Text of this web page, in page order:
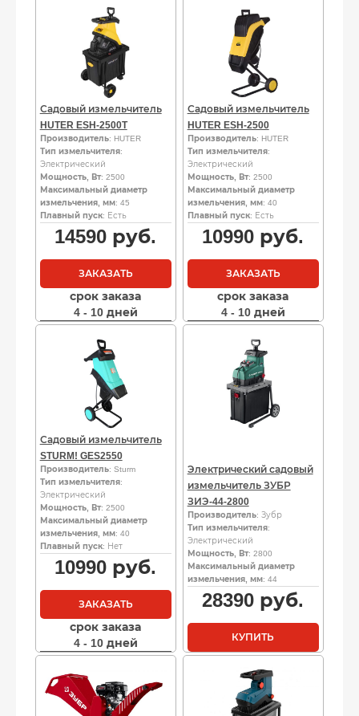
Садовый измельчитель
HUTER ESH-2500T
Производитель: HUTER
Тип измельчителя:
Электрический
Мощность, Вт: 2500
Максимальный диаметр
измельчения, мм: 45
Плавный пуск: Есть
14590 руб.
ЗАКАЗАТЬ
срок заказа
4 - 10 дней
Садовый измельчитель
HUTER ESH-2500
Производитель: HUTER
Тип измельчителя:
Электрический
Мощность, Вт: 2500
Максимальный диаметр
измельчения, мм: 40
Плавный пуск: Есть
10990 руб.
ЗАКАЗАТЬ
срок заказа
4 - 10 дней
Садовый измельчитель
STURM! GES2550
Производитель: Sturm
Тип измельчителя:
Электрический
Мощность, Вт: 2500
Максимальный диаметр
измельчения, мм: 40
Плавный пуск: Нет
10990 руб.
ЗАКАЗАТЬ
срок заказа
4 - 10 дней
Электрический садовый
измельчитель ЗУБР
ЗИЭ-44-2800
Производитель: Зубр
Тип измельчителя:
Электрический
Мощность, Вт: 2800
Максимальный диаметр
измельчения, мм: 44
28390 руб.
КУПИТЬ